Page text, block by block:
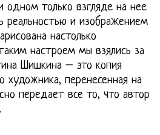
одном только взгляде на нее
реальностью и изображением
настолько
настроем мы взялись за
Шишкина – это копия
художника, перенесенная на
передает все то, что автор